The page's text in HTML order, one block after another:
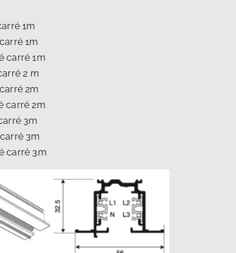
1m
1m
carré 1m
2 m
2m
carré 2m
3m
3m
carré 3m